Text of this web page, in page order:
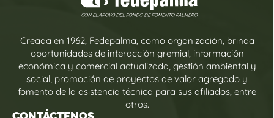
Creada en 1962, Fedepalma, como organización, brinda
oportunidades de interacción gremial, información
económica y comercial actualizada, gestión ambiental y
social, promoción de proyectos de valor agregado y
fomento de la asistencia técnica para sus afiliados, entre
otros.